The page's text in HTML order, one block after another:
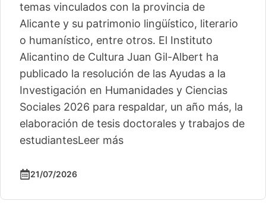
temas vinculados con la provincia de
Alicante y su patrimonio lingüístico, literario
o humanístico, entre otros. El Instituto
Alicantino de Cultura Juan Gil-Albert ha
publicado la resolución de las Ayudas a la
Investigación en Humanidades y Ciencias
Sociales 2026 para respaldar, un año más, la
elaboración de tesis doctorales y trabajos de
estudiantesLeer más
21/07/2026